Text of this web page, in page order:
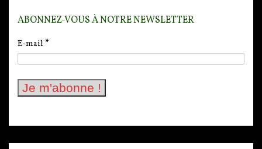
ABONNEZ-VOUS À NOTRE NEWSLETTER
E-mail *